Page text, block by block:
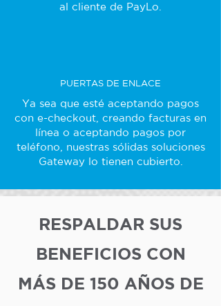
al cliente de PayLo.
PUERTAS DE ENLACE
Ya sea que esté aceptando pagos
con e-checkout, creando facturas en
línea o aceptando pagos por
teléfono, nuestras sólidas soluciones
Gateway lo tienen cubierto.
RESPALDAR SUS
BENEFICIOS CON
MÁS DE 150 AÑOS DE